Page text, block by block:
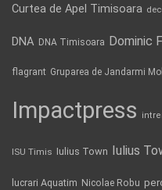
Curtea de Apel Timisoara
DNA DNA Timisoara Dominic
flagrant Gruparea de Jandarmi
Impactpress
ISU Timis Iulius Town Iulius
lucrari Aquatim Nicolae Robu